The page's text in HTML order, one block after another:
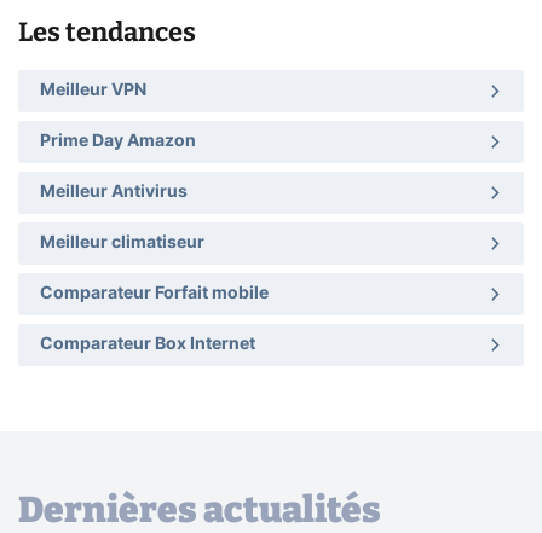
Les tendances
Meilleur VPN
Prime Day Amazon
Meilleur Antivirus
Meilleur climatiseur
Comparateur Forfait mobile
Comparateur Box Internet
Dernières actualités